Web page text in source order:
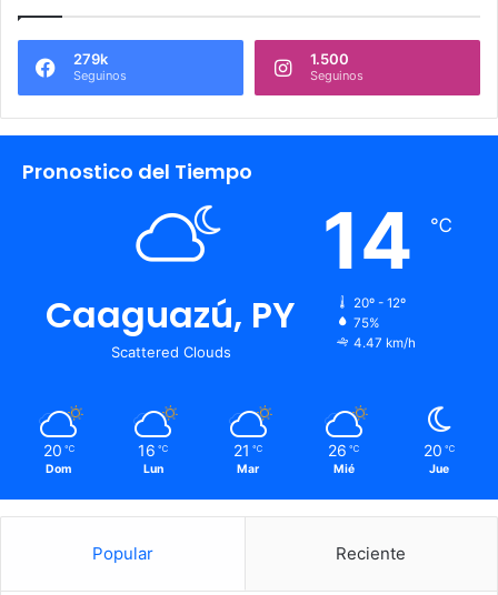
279k
Seguinos
1.500
Seguinos
Pronostico del Tiempo
Caaguazú, PY
Scattered Clouds
14 ℃
20º - 12º
75%
4.47 km/h
20 ℃
Dom
16 ℃
Lun
21 ℃
Mar
26 ℃
Mié
20 ℃
Jue
Popular Reciente